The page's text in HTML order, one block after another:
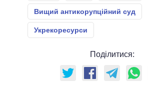
Вищий антикорупційний суд
Укрекоресурси
Поділитися: